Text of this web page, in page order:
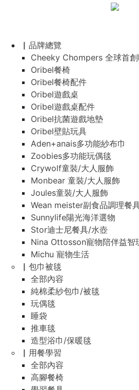
▏品牌總覽
Cheeky Chompers 全球首
Oribel餐椅
Oribel餐椅配件
Oribel遊戲桌
Oribel遊戲桌配件
Oribel抗菌遊戲地墊
Oribel壁貼玩具
Aden+anais多功能紗布巾
Zoobies多功能玩偶毯
Crywolf童裝/大人服飾
Monbear 童裝/大人服飾
Joules童裝/大人服飾
Wean meister副食品調理餐
Sunnylife陽光海洋選物
Stor迪士尼餐具/水壺
Nina Ottosson寵物陪伴益智
Michu 寵物生活
▏包巾被毯
全部內容
純棉柔紗包巾/被毯
玩偶毯
睡袋
推車毯
造型浴巾/保暖毯
▏用餐學習
全部內容
高腳餐椅